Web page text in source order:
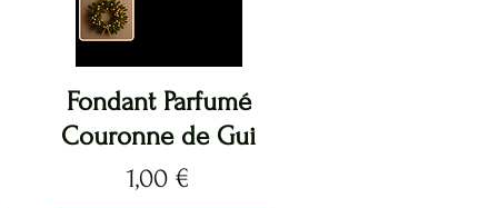
Aperçu rapide
Fondant Parfumé
Couronne de Gui
Prix
1,00 €